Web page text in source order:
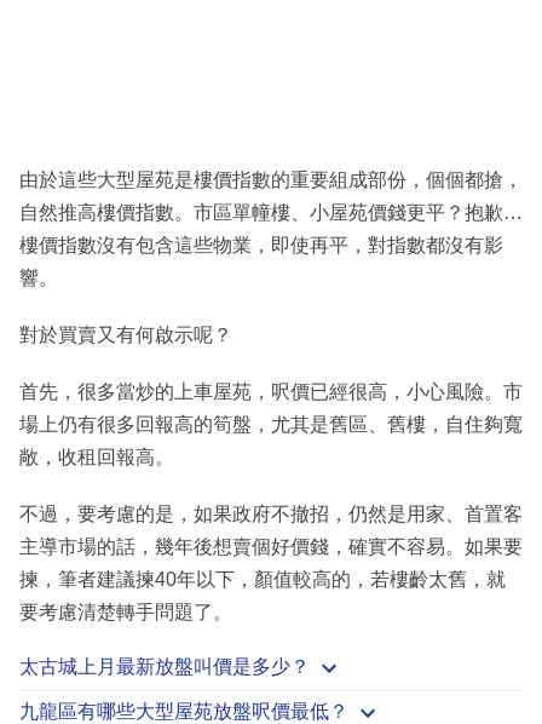
由於這些大型屋苑是樓價指數的重要組成部份，個個都搶，
自然推高樓價指數。市區單幢樓、小屋苑價錢更平？抱歉…
樓價指數沒有包含這些物業，即使再平，對指數都沒有影
響。
對於買賣又有何啟示呢？
首先，很多當炒的上車屋苑，呎價已經很高，小心風險。市
場上仍有很多回報高的筍盤，尤其是舊區、舊樓，自住夠寬
敞，收租回報高。
不過，要考慮的是，如果政府不撤招，仍然是用家、首置客
主導市場的話，幾年後想賣個好價錢，確實不容易。如果要
揀，筆者建議揀40年以下，顏值較高的，若樓齡太舊，就
要考慮清楚轉手問題了。
太古城上月最新放盤叫價是多少？
九龍區有哪些大型屋苑放盤呎價最低？